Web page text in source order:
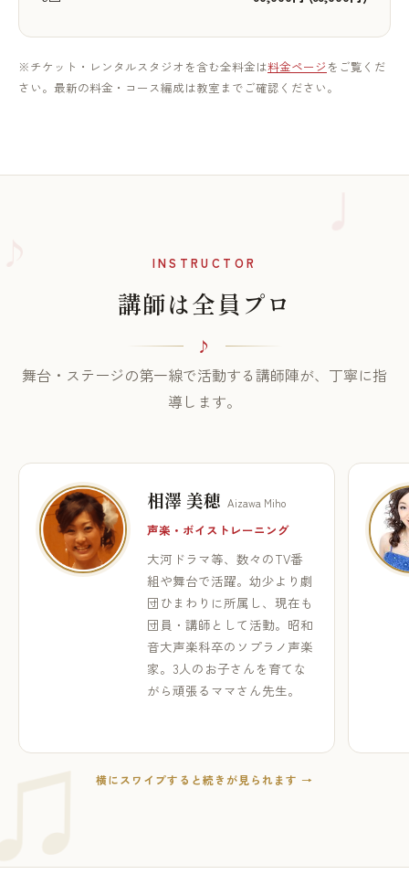
※チケット・レンタルスタジオを含む全料金は料金ページ をご覧くだ
さい。最新の料金・コース編成は教室までご確認ください。
INSTRUCTOR
講師は全員プロ
舞台・ステージの第一線で活動する講師陣が、丁寧に指
導します。
相澤 美穂 Aizawa Miho
声楽・ボイストレーニング
大河ドラマ等、数々のTV番
組や舞台で活躍。幼少より劇
団ひまわりに所属し、現在も
団員・講師として活動。昭和
音大声楽科卒のソプラノ声楽
家。3人のお子さんを育てな
がら頑張るママさん先生。
横にスワイプすると続きが見られます →